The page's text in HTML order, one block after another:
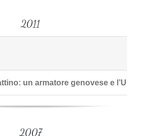
2011
un armatore genovese e
2007